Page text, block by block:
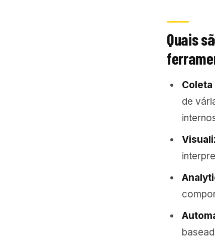
Quais
de